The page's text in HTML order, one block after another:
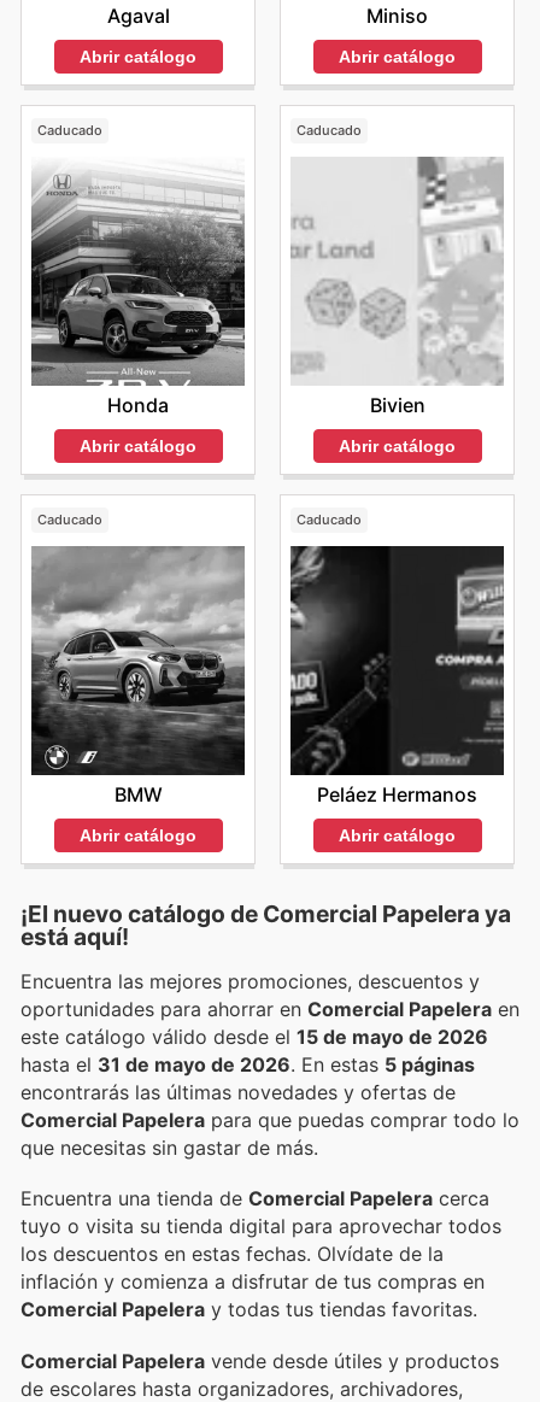
Agaval
Abrir catálogo
Miniso
Abrir catálogo
Caducado
Honda
Abrir catálogo
Caducado
Bivien
Abrir catálogo
Caducado
BMW
Abrir catálogo
Caducado
Peláez Hermanos
Abrir catálogo
¡El nuevo catálogo de Comercial Papelera ya
está aquí!
Encuentra las mejores promociones, descuentos y
oportunidades para ahorrar en Comercial Papelera en
este catálogo válido desde el 15 de mayo de 2026
hasta el 31 de mayo de 2026 . En estas 5 páginas
encontrarás las últimas novedades y ofertas de
Comercial Papelera para que puedas comprar todo lo
que necesitas sin gastar de más.
Encuentra una tienda de Comercial Papelera cerca
tuyo o visita su tienda digital para aprovechar todos
los descuentos en estas fechas. Olvídate de la
inflación y comienza a disfrutar de tus compras en
Comercial Papelera y todas tus tiendas favoritas.
Comercial Papelera vende desde útiles y productos
de escolares hasta organizadores, archivadores,